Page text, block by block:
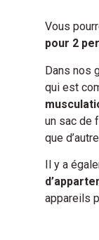
Vous
pour 2
Dans nos
qui est
un sac de
que
Il y a
appareils